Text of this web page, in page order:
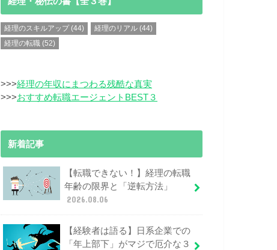
経理のスキルアップ (44) 経理のリアル (44)
経理の転職 (52)
>>>経理の年収にまつわる残酷な真実
>>>おすすめ転職エージェントBEST３
新着記事
【転職できない！】経理の転職
年齢の限界と「逆転方法」
2026.08.06
【経験者は語る】日系企業での
「年上部下」がマジで厄介な３